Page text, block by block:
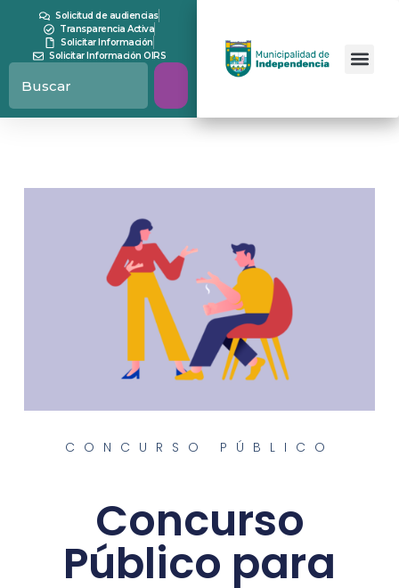
Solicitud de audiencias
Transparencia Activa
Solicitar Información
Solicitar Información OIRS
CONCURSO PÚBLICO
Concurso
Público para